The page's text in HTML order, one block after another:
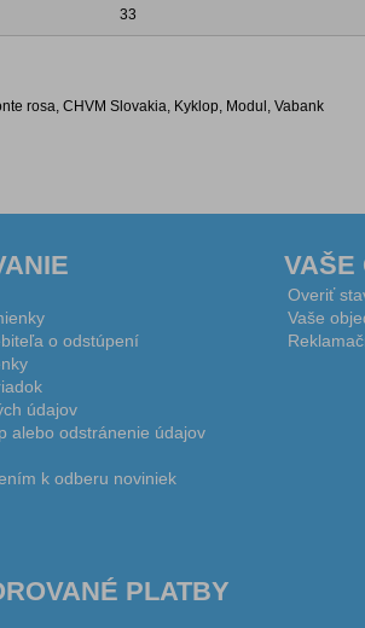
33
rosa, CHVM Slovakia, Kyklop, Modul, Vabank
o odstúpení
údajov
alebo odstránenie údajov
k odberu noviniek
VAŠE
Overiť
Vaše
PLATBY